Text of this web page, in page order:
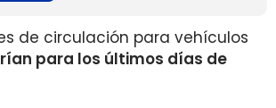
de circulación para vehículos
para los últimos días de